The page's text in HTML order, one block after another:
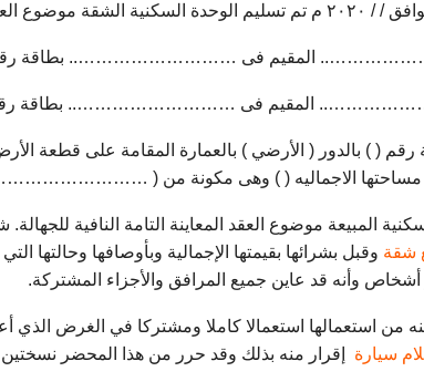
بتاريخ / / ۲۰۱۹
المقيم فى ………………………..
المقيم فى ………………………..
رقم ( ) بالدور ( الأرضي ) بالعمارة المقامة على قطعة
مساحتها الاجماليه ( ) وهى مكونة من (
المبيعة موضوع العقد المعاينة التامة النافية
شقة وقبل بشرائها بقيمتها الإجمالية وبأوصافها وحالتها
أشخاص وأنه قد عاين جميع المرافق والأجزاء المشتركة.
من استعمالها استعمالا كاملا ومشتركا في الغرض الذي
سيارة إقرار منه بذلك وقد حرر من هذا المحضر